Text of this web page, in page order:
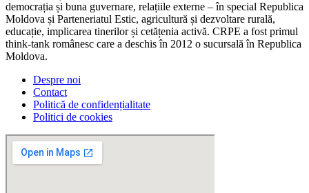
democrația și buna guvernare, relațiile externe – în special Republica
Moldova și Parteneriatul Estic, agricultură și dezvoltare rurală,
educație, implicarea tinerilor și cetățenia activă. CRPE a fost primul
think-tank românesc care a deschis în 2012 o sucursală în Republica
Moldova.
Despre noi
Contact
Politică de confidențialitate
Politici de cookies